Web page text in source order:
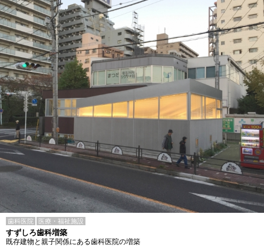
歯科医院 医療・福祉施設
すずしろ歯科増築
既存建物と親子関係にある歯科医院の増築